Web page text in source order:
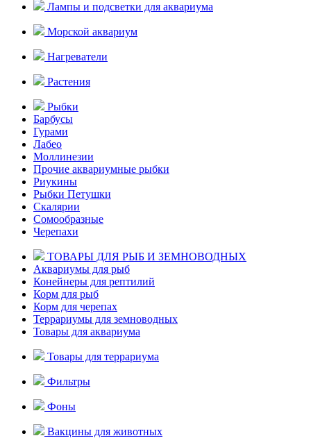
Лампы и подсветки для аквариума
Морской аквариум
Нагреватели
Растения
Рыбки
Барбусы
Гурами
Лабео
Моллинезии
Прочие аквариумные рыбки
Риукины
Рыбки Петушки
Скалярии
Сомообразные
Черепахи
ТОВАРЫ ДЛЯ РЫБ И ЗЕМНОВОДНЫХ
Аквариумы для рыб
Конейнеры для рептилий
Корм для рыб
Корм для черепах
Террариумы для земноводных
Товары для аквариума
Товары для террариума
Фильтры
Фоны
Вакцины для животных